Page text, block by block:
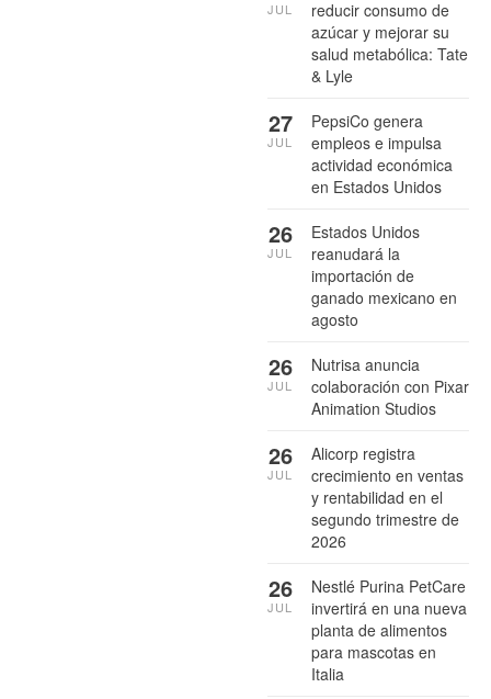
reducir consumo de
azúcar y mejorar su
salud metabólica: Tate
& Lyle
JUL
PepsiCo genera
empleos e impulsa
actividad económica
en Estados Unidos
27
JUL
Estados Unidos
reanudará la
importación de
ganado mexicano en
agosto
26
JUL
Nutrisa anuncia
colaboración con Pixar
Animation Studios
26
JUL
Alicorp registra
crecimiento en ventas
y rentabilidad en el
segundo trimestre de
2026
26
JUL
Nestlé Purina PetCare
invertirá en una nueva
planta de alimentos
para mascotas en
Italia
26
JUL